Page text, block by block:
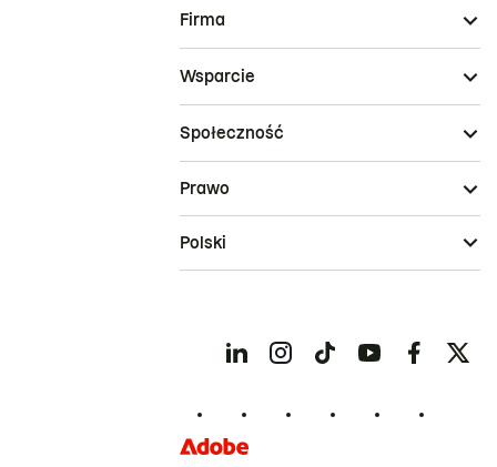
Firma
Wsparcie
Społeczność
Prawo
Polski